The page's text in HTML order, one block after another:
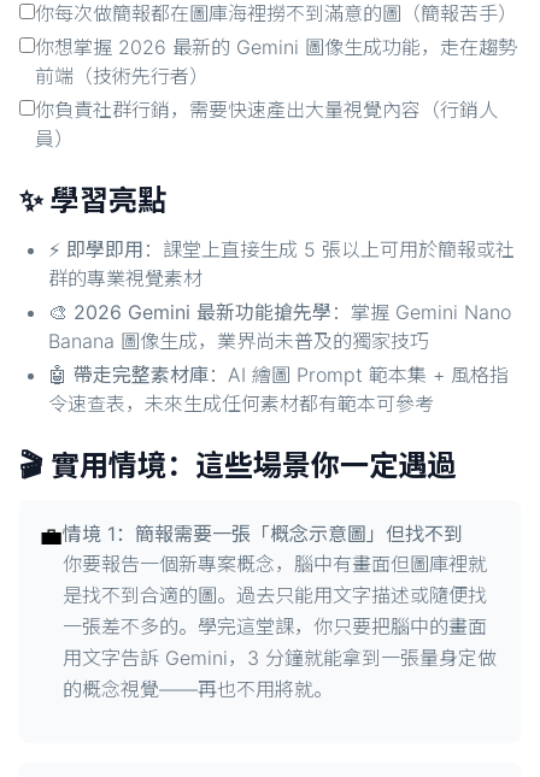
你每次做簡報都在圖庫海裡撈不到滿意的圖（簡報苦手）
你想掌握 2026 最新的 Gemini 圖像生成功能，走在趨勢
前端（技術先行者）
你負責社群行銷，需要快速產出大量視覺內容（行銷人
員）
✨ 學習亮點
⚡ 即學即用 ：課堂上直接生成 5 張以上可用於簡報或社
群的專業視覺素材
🎨 2026 Gemini 最新功能搶先學 ：掌握 Gemini Nano
Banana 圖像生成，業界尚未普及的獨家技巧
🤖 帶走完整素材庫：AI 繪圖 Prompt 範本集 + 風格指
令速查表，未來生成任何素材都有範本可參考
🎬 實用情境：這些場景你一定遇過
💼情境 1：簡報需要一張「概念示意圖」但找不到
你要報告一個新專案概念，腦中有畫面但圖庫裡就
是找不到合適的圖。過去只能用文字描述或隨便找
一張差不多的。學完這堂課，你只要把腦中的畫面
用文字告訴 Gemini，3 分鐘就能拿到一張量身定做
的概念視覺——再也不用將就。